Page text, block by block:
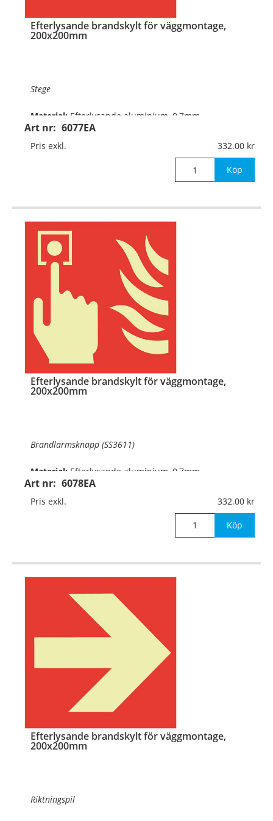
Efterlysande brandskylt för väggmontage,
200x200mm
Art nr: 6077EA
Stege
Material: Efterlysande aluminium, 0,7mm
(väggmontage)
Det efterlysande (Permalight®) materialet lyser i
mörker efter uppladdning i dagsljus, LED eller annan
ljuskälla. Lyskraft POWE
…
Pris exkl. 332.00
Köp
Efterlysande brandskylt för väggmontage,
200x200mm
Art nr: 6078EA
Brandlarmsknapp (SS3611)
Material: Efterlysande aluminium, 0,7mm
(väggmontage)
Det efterlysande (Permalight®) materialet lyser i
mörker efter uppladdning i dagsljus, LED eller annan
Pris exkl. 332.00
Köp
Efterlysande brandskylt för väggmontage,
200x200mm
Riktningspil